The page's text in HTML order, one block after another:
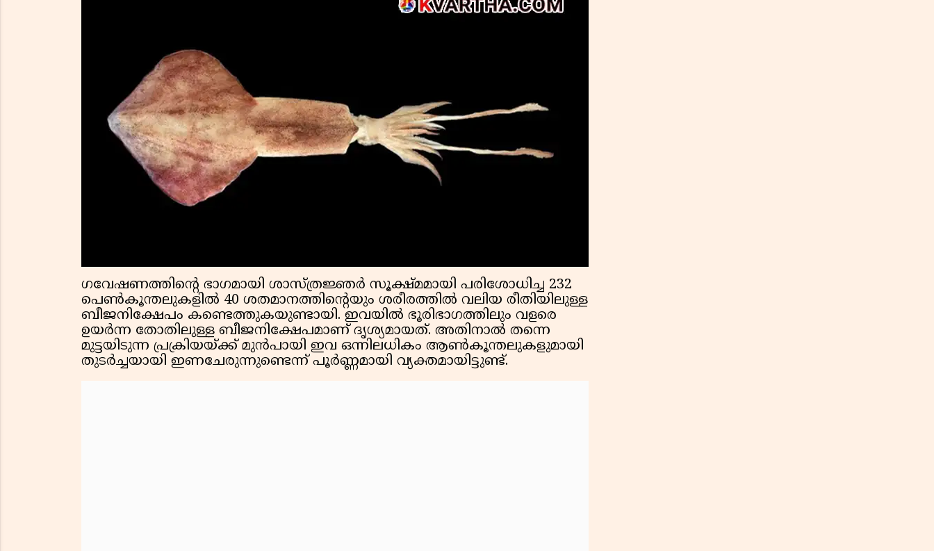
ഗവേഷണത്തിൻ്റെ ഭാഗമായി ശാസ്ത്രജ്ഞർ സൂക്ഷ്മമായി പരിശോധിച്ച 232
പെൺകൂന്തലുകളിൽ 40 ശതമാനത്തിൻ്റെയും ശരീരത്തിൽ വലിയ രീതിയിലുള്ള
ബീജനിക്ഷേപം കണ്ടെത്തുകയുണ്ടായി. ഇവയിൽ ഭൂരിഭാഗത്തിലും വളരെ
ഉയർന്ന തോതിലുള്ള ബീജനിക്ഷേപമാണ് ദൃശ്യമായത്. അതിനാൽ തന്നെ
മുട്ടയിടുന്ന പ്രക്രിയയ്ക്ക് മുൻപായി ഇവ ഒന്നിലധികം ആൺകൂന്തലുകളുമായി
തുടർച്ചയായി ഇണചേരുന്നുണ്ടെന്ന് പൂർണ്ണമായി വ്യക്തമായിട്ടുണ്ട്.